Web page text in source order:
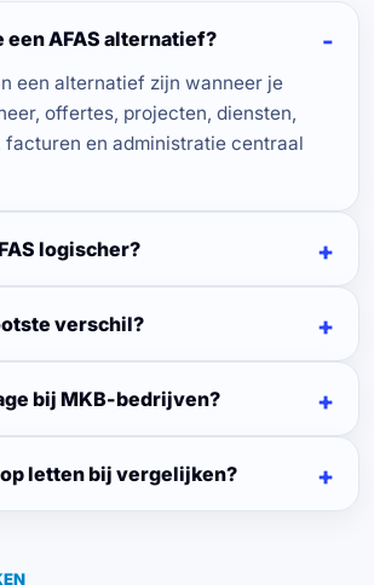
een AFAS alternatief?
een alternatief zijn wanneer je
offertes, projecten, diensten,
facturen en administratie centraal
logischer?
verschil?
bij MKB-bedrijven?
letten bij vergelijken?